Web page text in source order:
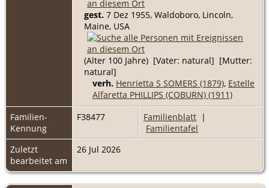
gest. 7 Dez 1955, Waldoboro, Lincoln,
Maine, USA
(Alter 100 Jahre) [Vater: natural] [Mutter:
natural]
verh. Henrietta S SOMERS (1879), Estelle
Alfaretta PHILLIPS (COBURN) (1911)
Familien-
Kennung
F38477 Familienblatt |
Familientafel
Zuletzt
bearbeitet am
26 Jul 2026